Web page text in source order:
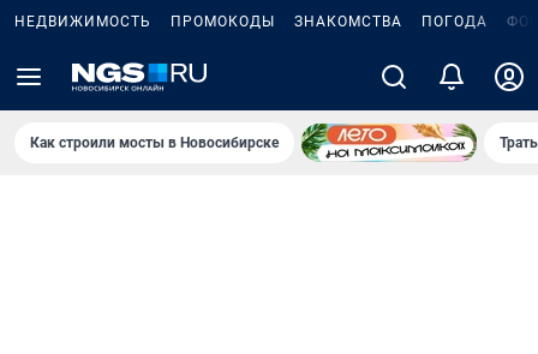
НЕДВИЖИМОСТЬ ПРОМОКОДЫ ЗНАКОМСТВА ПОГОДА
Как строили мосты в Новосибирске